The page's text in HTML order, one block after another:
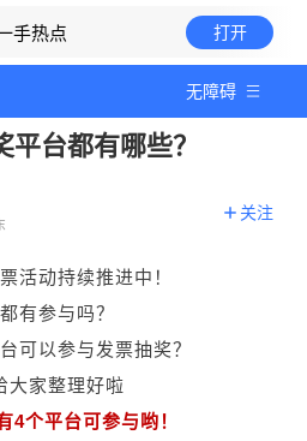
手热点 打开
无障碍
台都有哪些？
关注
活动持续推进中！
有参与吗？
可以参与发票抽奖？
大家整理好啦
4个平台可参与哟！